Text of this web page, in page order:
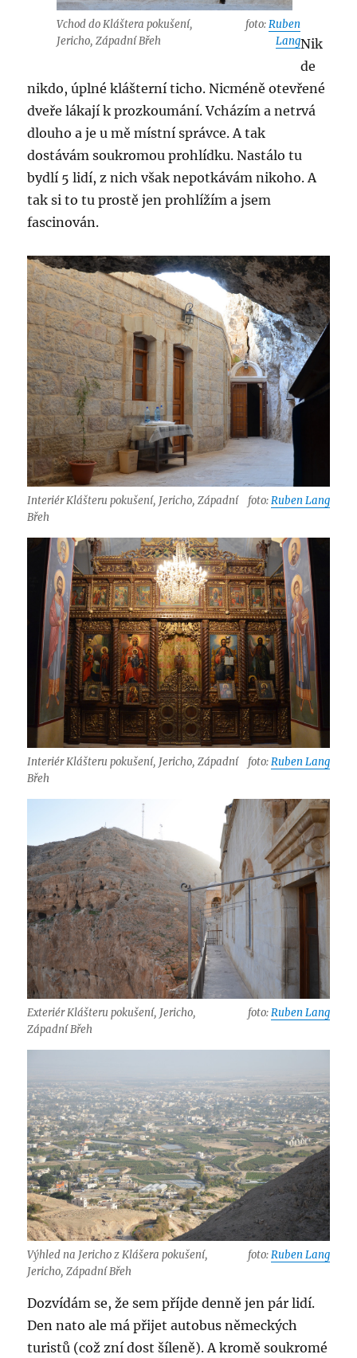
Vchod do Kláštera pokušení,
Jericho, Západní Břeh
foto:Ruben
LangNik
de
nikdo, úplné klášterní ticho. Nicméně otevřené
dveře lákají k prozkoumání. Vcházím a netrvá
dlouho a je u mě místní správce. A tak
dostávám soukromou prohlídku. Nastálo tu
bydlí 5 lidí, z nich však nepotkávám nikoho. A
tak si to tu prostě jen prohlížím a jsem
fascinován.
Interiér Klášteru pokušení, Jericho, Západní
Břeh
foto:Ruben Lang
Interiér Klášteru pokušení, Jericho, Západní
Břeh
foto:Ruben Lang
Exteriér Klášteru pokušení, Jericho,
Západní Břeh
foto:Ruben Lang
Výhled na Jericho z Klášera pokušení,
Jericho, Západní Břeh
foto:Ruben Lang
Dozvídám se, že sem příjde denně jen pár lidí.
Den nato ale má přijet autobus německých
turistů (což zní dost šíleně). A kromě soukromé